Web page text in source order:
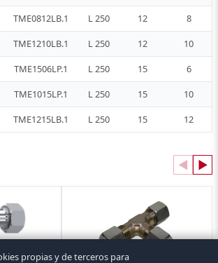
TME0812LB.1 L 250 12 8
TME1210LB.1 L 250 12 10
TME1506LP.1 L 250 15 6
TME1015LP.1 L 250 15 10
TME1215LB.1 L 250 15 12
◀ ▶
propias y de terceros para